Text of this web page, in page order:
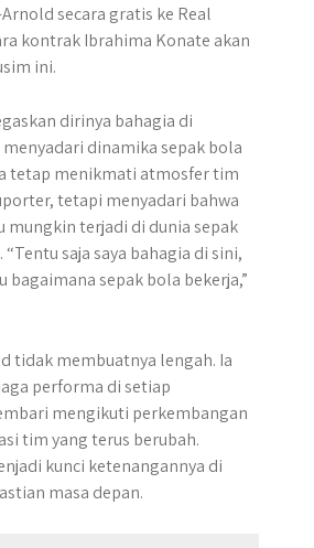
secara gratis ke Real
kontrak Ibrahima Konate akan
ini.
dirinya bahagia di
dinamika sepak bola
tetap menikmati atmosfer tim
tetapi menyadari bahwa
mungkin terjadi di dunia sepak
saja saya bahagia di sini,
sepak bola bekerja,”
tidak membuatnya lengah. Ia
performa di setiap
mengikuti perkembangan
tim yang terus berubah.
kunci ketenangannya di
masa depan.